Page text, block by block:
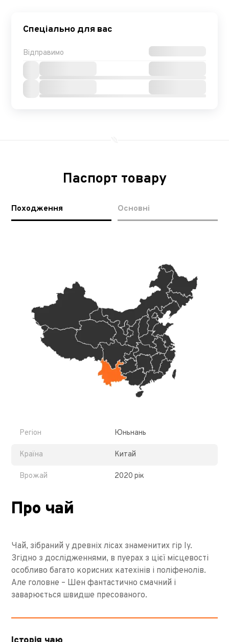
Спеціально для вас
Відправимо
Паспорт товару
Походження Основні
Регіон Юньнань
Країна Китай
Врожай 2020 рік
Про чай
Чай, зібраний у древніх лісах знаменитих гір Іу.
Згідно з дослідженнями, в пуерах з цієї місцевості
особливо багато корисних катехінів і поліфенолів.
Але головне – Шен фантастично смачний і
заварюється швидше пресованого.